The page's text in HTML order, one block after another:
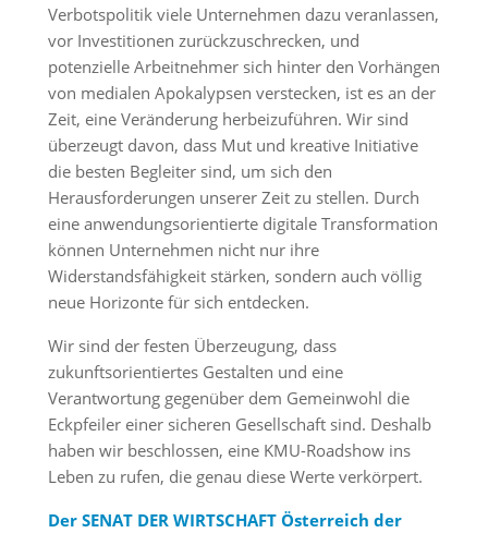
Verbotspolitik viele Unternehmen dazu veranlassen,
vor Investitionen zurückzuschrecken, und
potenzielle Arbeitnehmer sich hinter den Vorhängen
von medialen Apokalypsen verstecken, ist es an der
Zeit, eine Veränderung herbeizuführen. Wir sind
überzeugt davon, dass Mut und kreative Initiative
die besten Begleiter sind, um sich den
Herausforderungen unserer Zeit zu stellen. Durch
eine anwendungsorientierte digitale Transformation
können Unternehmen nicht nur ihre
Widerstandsfähigkeit stärken, sondern auch völlig
neue Horizonte für sich entdecken.
Wir sind der festen Überzeugung, dass
zukunftsorientiertes Gestalten und eine
Verantwortung gegenüber dem Gemeinwohl die
Eckpfeiler einer sicheren Gesellschaft sind. Deshalb
haben wir beschlossen, eine KMU-Roadshow ins
Leben zu rufen, die genau diese Werte verkörpert.
Der SENAT DER WIRTSCHAFT Österreich der